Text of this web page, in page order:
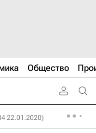
Общество
22.01.2020)